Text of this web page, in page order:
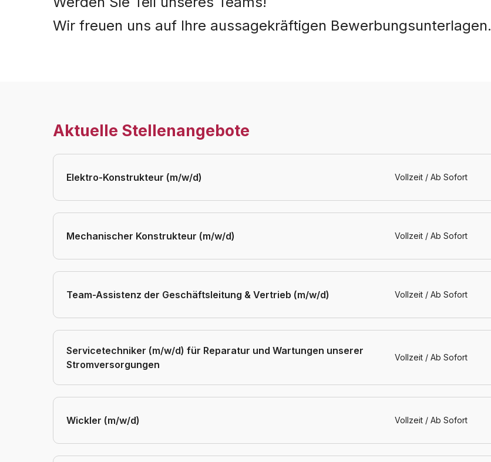
Wir freuen uns auf Ihre aussagekräftigen Bewerbungsunterlagen.
Aktuelle Stellenangebote
Elektro-Konstrukteur (m/w/d) Vollzeit / Ab Sofort
Mechanischer Konstrukteur (m/w/d) Vollzeit / Ab Sofort
Team-Assistenz der Geschäftsleitung & Vertrieb (m/w/d) Vollzeit / Ab Sofort
Servicetechniker (m/w/d) für Reparatur und Wartungen unserer
Stromversorgungen
Vollzeit / Ab Sofort
Wickler (m/w/d) Vollzeit / Ab Sofort